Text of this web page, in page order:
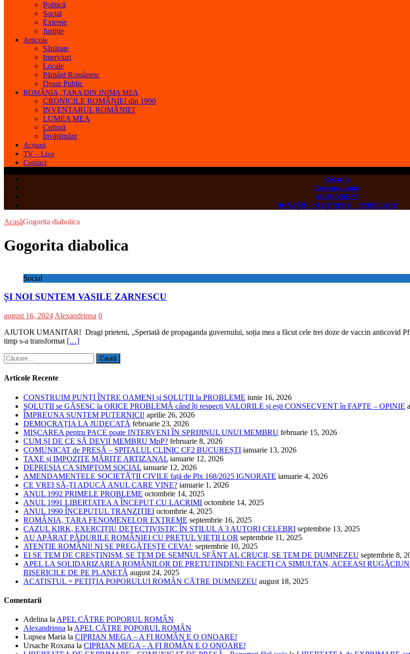
Politică
Social
Externe
Justiție
Articole
Sănătate
Interviuri
Locale
Pământ Românesc
Dosar Public
ROMÂNIA, ȚARA DIN INIMA MEA
CRONICILE ROMÂNIEI din 1990
INVENTARUL ROMÂNIEI
LUMEA MEA
Cultură
Învățământ
Acțiuni
TV – Live
Contact
Redacția
Corespondență
ABONAMENT
DONAȚII – SUSȚINERE – IMPLICARE
AcasăGogorita diabolica
Gogorita diabolica
Social
ȘI NOI SUNTEM VASILE ZARNESCU
august 16, 2024 Alexandrinna 0
AJUTOR UMANITAR! Dragi prieteni, „Speriată de propaganda guvernului, soția mea a făcut cele trei doze de vaccin anticovid
timp s-a transformat […]
Caută
după:
Articole Recente
CONSTRUIM PUNȚI ÎNTRE OAMENI și SOLUȚII la PROBLEME iunie 16, 2026
SOLUȚII se GĂSESC la ORICE PROBLEMĂ când îți respecți VALORILE și ești CONSECVENT în FAPTE – OPINIE
ÎMPREUNA SUNTEM PUTERNICI! aprilie 26, 2026
DEMOCRAȚIA LA JUDECATĂ februarie 23, 2026
MIȘCAREA pentru PACE poate INTERVENI ÎN SPRIJINUL UNUI MEMBRU februarie 15, 2026
CUM ȘI DE CE SĂ DEVII MEMBRU MpP? februarie 8, 2026
COMUNICAT de PRESĂ – SPITALUL CLINIC CF2 BUCUREȘTI ianuarie 13, 2026
TAXE și IMPOZITE MĂRITE ARTIZANAL ianuarie 12, 2026
DEPRESIA CA SIMPTOM SOCIAL ianuarie 12, 2026
AMENDAMENTELE SOCIETĂȚII CIVILE față de Plx 168/2025 IGNORATE ianuarie 4, 2026
CE VREI SĂ-ȚI ADUCĂ ANUL CARE VINE? ianuarie 1, 2026
ANUL 1992 PRIMELE PROBLEME octombrie 14, 2025
ANUL 1991 LIBERTATEA A ÎNCEPUT CU LACRIMI octombrie 14, 2025
ANUL 1990 ÎNCEPUTUL TRANZIȚIEI octombrie 4, 2025
ROMÂNIA, ȚARA FENOMENELOR EXTREME septembrie 16, 2025
CAZUL KIRK, EXERCIȚIU DETECTIVISTIC ÎN STILUL A 3 AUTORI CELEBRI septembrie 13, 2025
AU APĂRAT PĂDURILE ROMÂNIEI CU PREȚUL VIEȚII LOR septembrie 11, 2025
ATENȚIE ROMÂNI! NI SE PREGĂTEȘTE CEVA! septembrie 10, 2025
EI SE TEM DE CREȘTINISM, SE TEM DE SEMNUL SFÂNT AL CRUCII, SE TEM DE DUMNEZEU septembrie 8,
APEL LA SOLIDARIZAREA ROMÂNILOR DE PRETUTINDENI: FACEȚI CA SIMULTAN, ACEEAȘI
BISERICILE DE PE PLANETĂ august 24, 2025
ACATISTUL = PETIȚIA POPORULUI ROMÂN CĂTRE DUMNEZEU august 18, 2025
Comentarii
Adelina la APEL CĂTRE POPORUL ROMÂN
Alexandrinna la APEL CĂTRE POPORUL ROMÂN
Lupsea Maria la CIPRIAN MEGA – A FI ROMÂN E O ONOARE!
Ursache Roxana la CIPRIAN MEGA – A FI ROMÂN E O ONOARE!